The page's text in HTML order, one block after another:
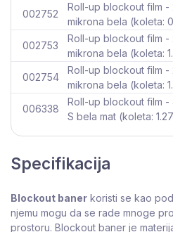
002752
Roll-up blockout film -
mikrona bela (koleta:
002753
Roll-up blockout film -
mikrona bela (koleta:
002754
Roll-up blockout film -
mikrona bela (koleta:
006338
Roll-up blockout film -
S bela mat (koleta:
Specifikacija
Blockout baner koristi se kao
njemu mogu da se rade mnoge
prostoru. Blockout baner je